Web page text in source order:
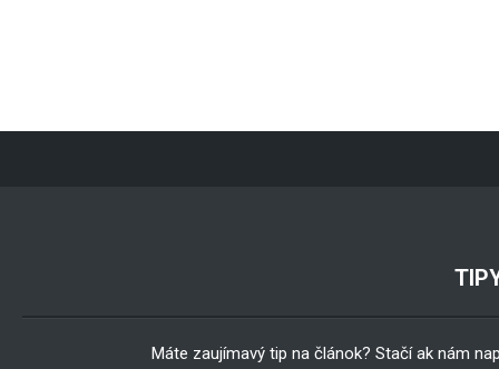
Máte zaujímavý tip na článok? Stačí ak nám